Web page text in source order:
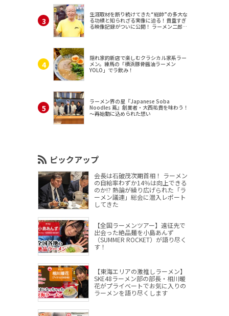
生涯取材を断り続けてきた“総帥”の多大な
る功績と知られざる実像に迫る！貴重すぎ
る映像記録がついに公開！ ラーメン二郎
隠れ家的新店で楽しむクラシカル家系ラー
メン。練馬の「横浜豚骨醤油ラーメン
YOLO」でラ飲み！
ラーメン界の星『Japanese Soba
Noodles 蔦』創業者・大西祐貴を味わう！
～再始動に込められた想い
ピックアップ
会長は石破茂次期首相！ ラーメン
の自給率わずか14％は向上できる
のか!? 熱論が繰り広げられた「ラ
ーメン議連」総会に潜入レポート
してきた
【全国ラーメンツアー】遠征先で
出会った絶品麺を小島あんず
（SUMMER ROCKET）が語り尽く
す！
【東海エリアの激推しラーメン】
SKE48ラーメン部の部長・相川暖
花がプライベートでお気に入りの
ラーメンを語り尽くします